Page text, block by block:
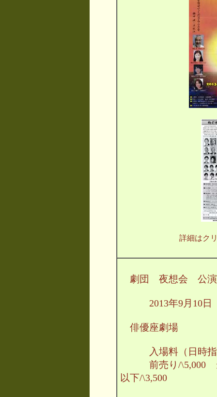
詳細はク
劇団 夜想会 公演
2013年9月10日（
俳優座劇場
入場料（日時指
前売り/\5,000 当
以下/\3,500